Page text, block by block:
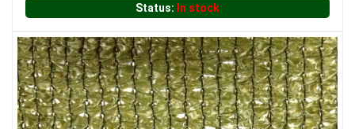
Status: In stock